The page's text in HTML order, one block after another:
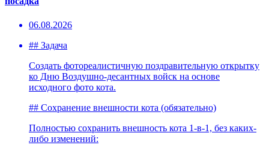
06.08.2026
## Задача
Создать фотореалистичную поздравительную открытку
ко Дню Воздушно-десантных войск на основе
исходного фото кота.
## Сохранение внешности кота (обязательно)
Полностью сохранить внешность кота 1-в-1, без каких-
либо изменений: